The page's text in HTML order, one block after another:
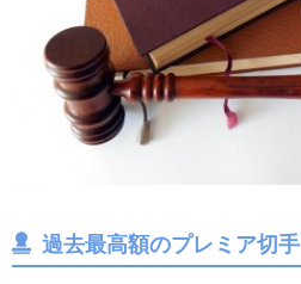
過去最高額のプレミア切手